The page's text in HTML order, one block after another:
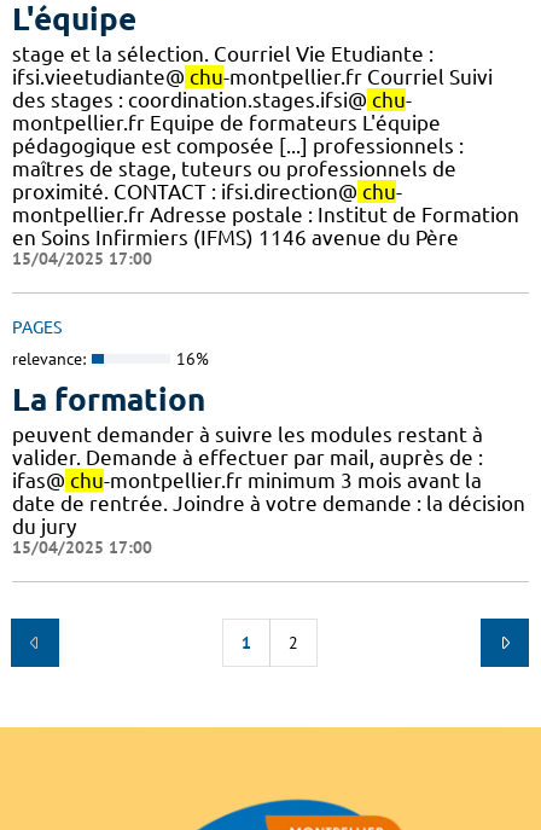
L'équipe
stage et la sélection. Courriel Vie Etudiante :
ifsi.vieetudiante@ chu-montpellier.fr Courriel Suivi
des stages : coordination.stages.ifsi@ chu-
montpellier.fr Equipe de formateurs L'équipe
pédagogique est composée [...] professionnels :
maîtres de stage, tuteurs ou professionnels de
proximité. CONTACT : ifsi.direction@ chu-
montpellier.fr Adresse postale : Institut de Formation
en Soins Infirmiers (IFMS) 1146 avenue du Père
15/04/2025 17:00
PAGES
relevance: 16%
La formation
peuvent demander à suivre les modules restant à
valider. Demande à effectuer par mail, auprès de :
ifas@ chu-montpellier.fr minimum 3 mois avant la
date de rentrée. Joindre à votre demande : la décision
du jury
15/04/2025 17:00
1 2